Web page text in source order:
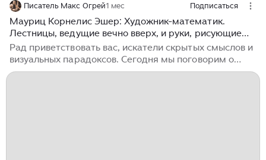
Писатель Макс Огрей1 мес Подписаться
Мауриц Корнелис Эшер: Художник-математик.
Лестницы, ведущие вечно вверх, и руки, рисующие
сами себя.
Рад приветствовать вас, искатели скрытых смыслов и
визуальных парадоксов. Сегодня мы поговорим о
человеке, который научился рисовать бесконечность.